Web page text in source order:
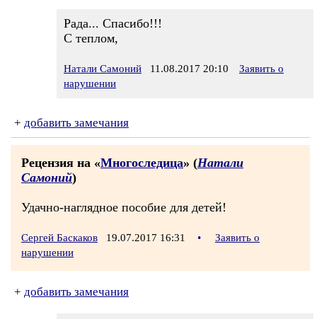
Рада... Спасибо!!!
С теплом,
Натали Самоний 11.08.2017 20:10
Заявить о
нарушении
+ добавить замечания
Рецензия на «Многоследица» (Натали
Самоний)
Удачно-наглядное пособие для детей!
Сергей Баскаков 19.07.2017 16:31 •
Заявить о
нарушении
+ добавить замечания